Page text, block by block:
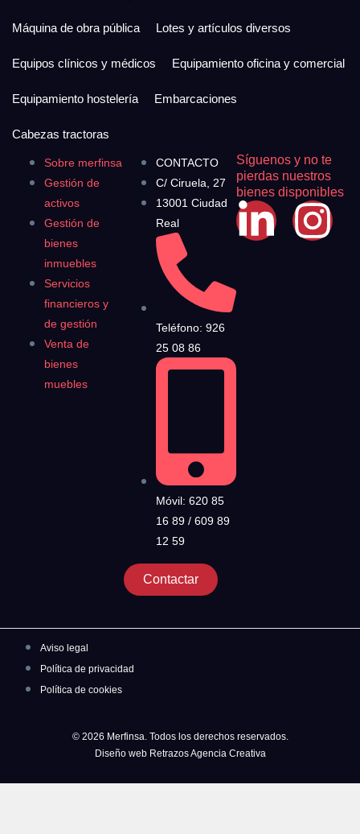
Sobre merfinsa
Gestión de
activos
Gestión de
bienes
inmuebles
Servicios
financieros y
de gestión
Venta de
bienes
muebles
CONTACTO
C/ Ciruela, 27
13001 Ciudad
Real
Teléfono: 926
25 08 86
Móvil: 620 85
16 89 / 609 89
12 59
Contactar
Síguenos y no te
pierdas nuestros
bienes disponibles
Máquina de obra pública Lotes y artículos diversos
Equipos clínicos y médicos Equipamiento oficina y comercial
Equipamiento hostelería Embarcaciones
Cabezas tractoras
Aviso legal
Política de privacidad
Política de cookies
© 2026 Merfinsa. Todos los derechos reservados.
Diseño web Retrazos Agencia Creativa